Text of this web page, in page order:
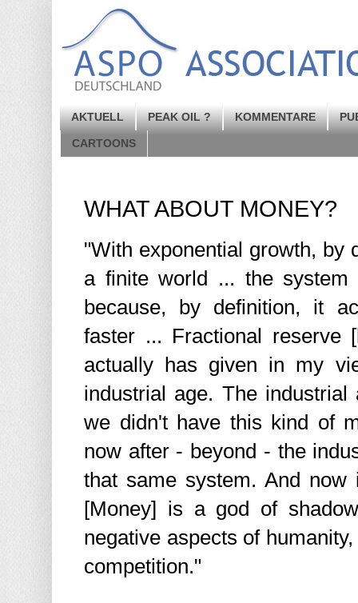
AKTUELL PEAK OIL ? KOMMENTARE
CARTOONS
WHAT ABOUT MONEY?
"With exponential growth, by
a finite world ... the
because, by definition, it
faster ... Fractional reserve
actually has given in my
industrial age. The
we didn't have this kind of
now after - beyond - the
that same system. And
[Money] is a god of
negative aspects of
competition."